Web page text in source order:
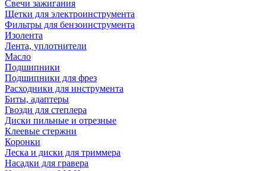
Свечи зажигания
Щетки для электроинструмента
Фильтры для бензоинструмента
Изолента
Лента, уплотнители
Масло
Подшипники
Подшипники для фрез
Расходники для инструмента
Биты, адаптеры
Гвозди для степлера
Диски пильные и отрезные
Клеевые стержни
Коронки
Леска и диски для триммера
Насадки для гравера